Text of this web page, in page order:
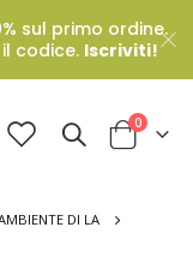
sul primo ordine.
codice. Iscriviti!
Cart
0Prodotti
DI LA